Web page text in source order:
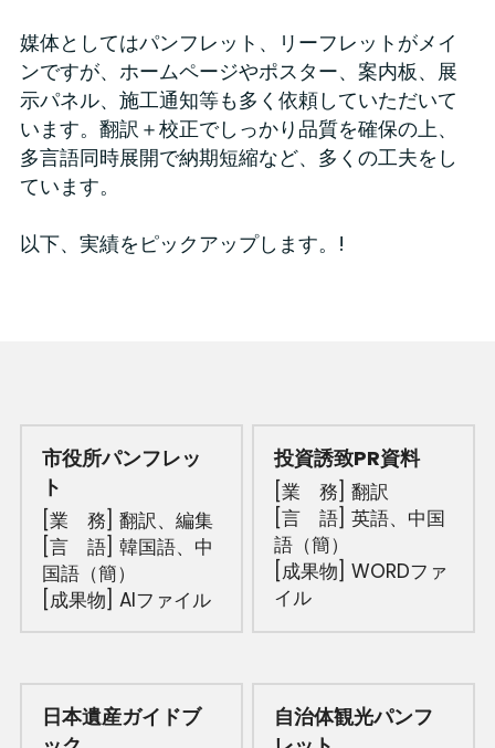
媒体としてはパンフレット、リーフレットがメイ
ンですが、ホームページやポスター、案内板、展
示パネル、施工通知等も多く依頼していただいて
います。翻訳＋校正でしっかり品質を確保の上、
多言語同時展開で納期短縮など、多くの工夫をし
ています。
以下、実績をピックアップします。!
市役所パンフレッ
ト
[業　務] 翻訳、 編集
[言　語] 韓国語、中
国語（簡）
[成果物] AIファイル
投資誘致PR資料
[業　務] 翻訳
[言　語] 英語、中国
語（簡）
[成果物] WORDファ
イル
日本遺産ガイドブ
自治体観光パンフ